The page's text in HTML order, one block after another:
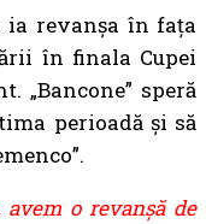
ia revanșa în fața
în finala Cupei
„Bancone” speră
perioadă și să
o revanșă de